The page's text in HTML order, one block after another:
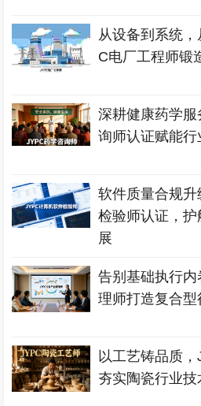
从设备到系统
C电厂工程师锻
深耕健康药学
询师认证赋能
软件质量合规
检验师认证，
展
告别基础执行
理师打造复合型
以工艺铸品质
夯实陶瓷行业技